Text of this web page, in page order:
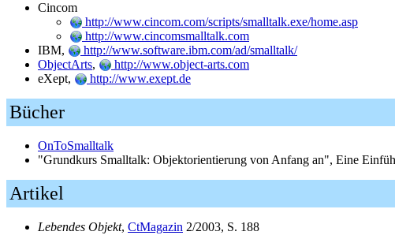
Cincom
http://www.cincom.com/scripts/smalltalk.exe/home.asp
http://www.cincomsmalltalk.com
IBM,
http://www.software.ibm.com/ad/smalltalk/
ObjectArts,
http://www.object-arts.com
eXept,
http://www.exept.de
Bücher
OnToSmalltalk
"Grundkurs Smalltalk: Objektorientierung von Anfang an", Eine
Artikel
Lebendes Objekt, CtMagazin 2/2003, S. 188